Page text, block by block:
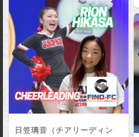
日笠璃音（チアリーディン